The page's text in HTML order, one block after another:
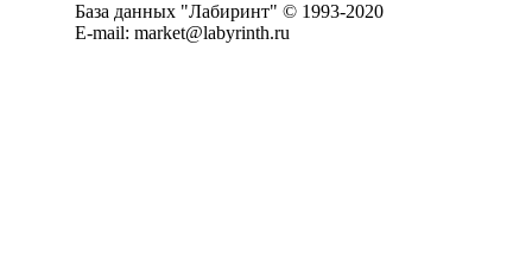
База данных "Лабиринт" © 1993-2020
E-mail: market@labyrinth.ru